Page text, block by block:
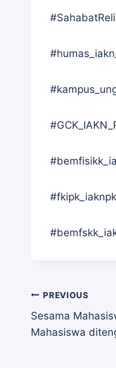
PREVIOUS
Sesama
Mahasiswa